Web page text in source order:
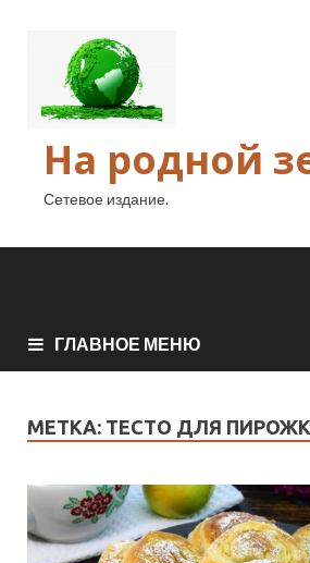
На родной
Сетевое издание.
ГЛАВНОЕ МЕНЮ
МЕТКА: ТЕСТО ДЛЯ